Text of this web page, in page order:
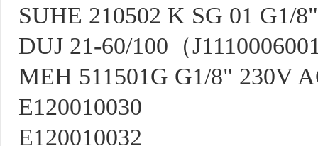
SUHE 210502 K SG 01 G1/
DUJ 21-60/100（
MEH 511501G G1/8" 230V
E120010030
E120010032